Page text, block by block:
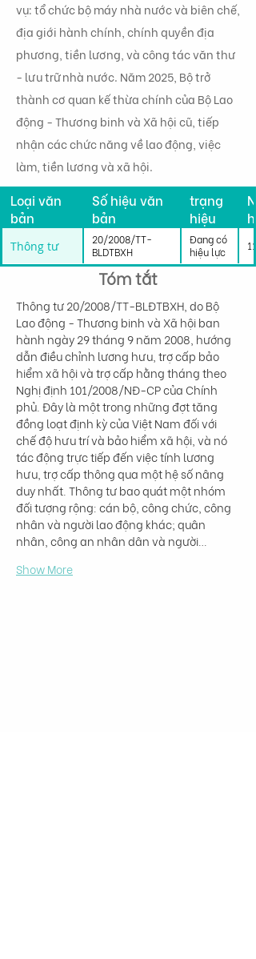
vụ: tổ chức bộ máy nhà nước và biên chế,
địa giới hành chính, chính quyền địa
phương, tiền lương, và công tác văn thư
- lưu trữ nhà nước. Năm 2025, Bộ trở
thành cơ quan kế thừa chính của Bộ Lao
động - Thương binh và Xã hội cũ, tiếp
nhận các chức năng về lao động, việc
làm, tiền lương và xã hội.
Loại văn
bản
Số hiệu văn
bản
trạng
hiệu
lực
Thông tư
20/2008/TT-
BLDTBXH
Đang có
hiệu lực
Tóm tắt
Thông tư 20/2008/TT-BLĐTBXH, do Bộ
Lao động - Thương binh và Xã hội ban
hành ngày 29 tháng 9 năm 2008, hướng
dẫn điều chỉnh lương hưu, trợ cấp bảo
hiểm xã hội và trợ cấp hằng tháng theo
Nghị định 101/2008/NĐ-CP của Chính
phủ. Đây là một trong những đợt tăng
đồng loạt định kỳ của Việt Nam đối với
chế độ hưu trí và bảo hiểm xã hội, và nó
tác động trực tiếp đến việc tính lương
hưu, trợ cấp thông qua một hệ số nâng
duy nhất. Thông tư bao quát một nhóm
đối tượng rộng: cán bộ, công chức, công
nhân và người lao động khác; quân
nhân, công an nhân dân và người…
Show More